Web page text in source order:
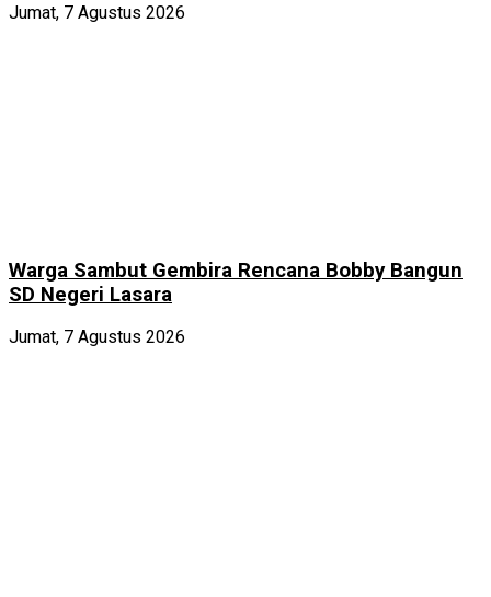
Jumat, 7 Agustus 2026
Warga Sambut Gembira Rencana Bobby Bangun
SD Negeri Lasara
Jumat, 7 Agustus 2026